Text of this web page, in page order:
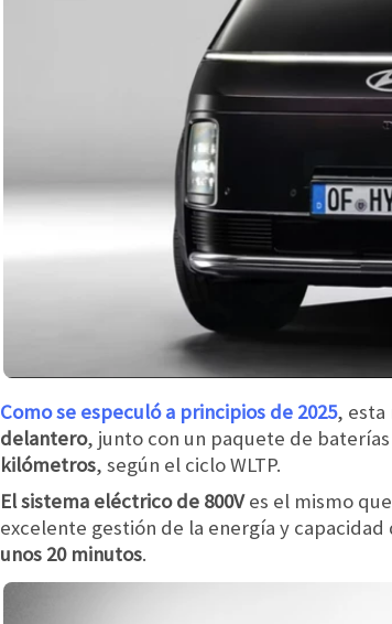
Como se especuló a principios de 2025, esta
delantero, junto con un paquete de
kilómetros, según el ciclo WLTP.
El sistema eléctrico de 800Ves el mismo
excelente gestión de la energía y
unos 20 minutos.